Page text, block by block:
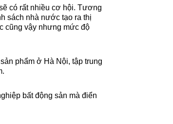
có rất nhiều cơ hội. Tương
sách nhà nước tạo ra thị
cũng vậy nhưng mức độ
phẩm ở Hà Nội, tập trung
bất động sản mà điển